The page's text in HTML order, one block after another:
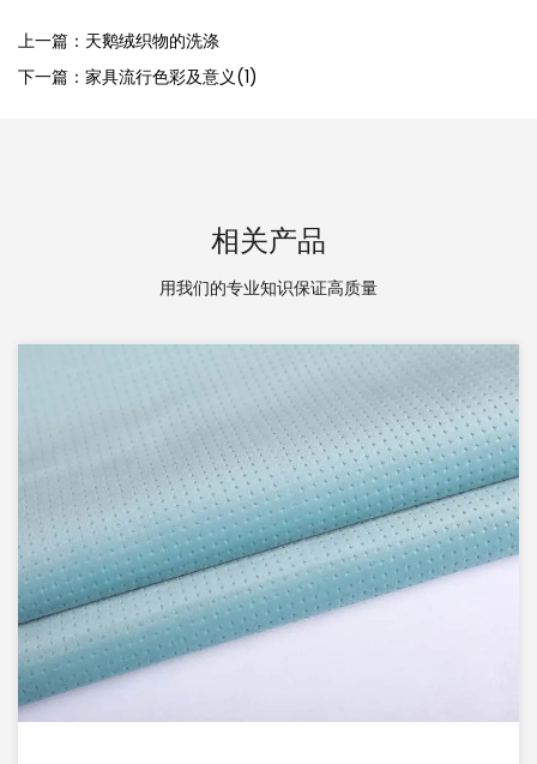
上一篇：天鹅绒织物的洗涤
下一篇：家具流行色彩及意义(1)
相关产品
用我们的专业知识保证高质量